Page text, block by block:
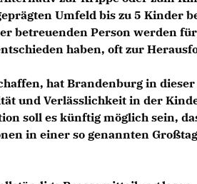
Umfeld bis zu 5 Kinder
betreuenden Person werden
haben, oft zur
hat Brandenburg in dieser
und Verlässlichkeit in der
soll es künftig möglich sein,
in einer so genannten